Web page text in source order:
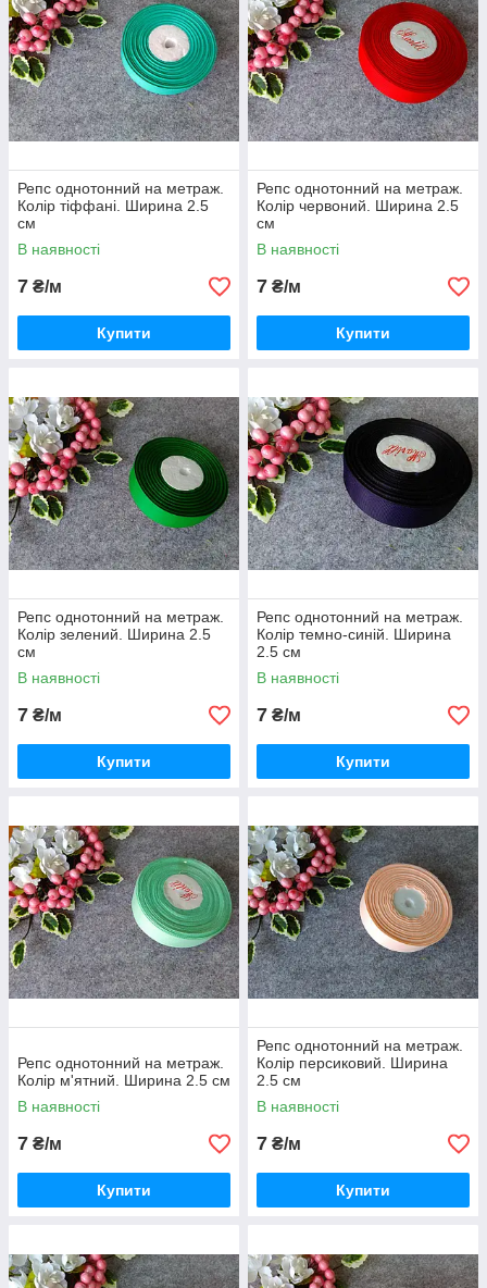
Репс однотонний на метраж.
Колір тіффані. Ширина 2.5
см
В наявності
7 ₴/м
Купити
Репс однотонний на метраж.
Колір червоний. Ширина 2.5
см
В наявності
7 ₴/м
Купити
Репс однотонний на метраж.
Колір зелений. Ширина 2.5
см
В наявності
7 ₴/м
Купити
Репс однотонний на метраж.
Колір темно-синій. Ширина
2.5 см
В наявності
7 ₴/м
Купити
Репс однотонний на метраж.
Колір м'ятний. Ширина 2.5 см
В наявності
7 ₴/м
Купити
Репс однотонний на метраж.
Колір персиковий. Ширина
2.5 см
В наявності
7 ₴/м
Купити